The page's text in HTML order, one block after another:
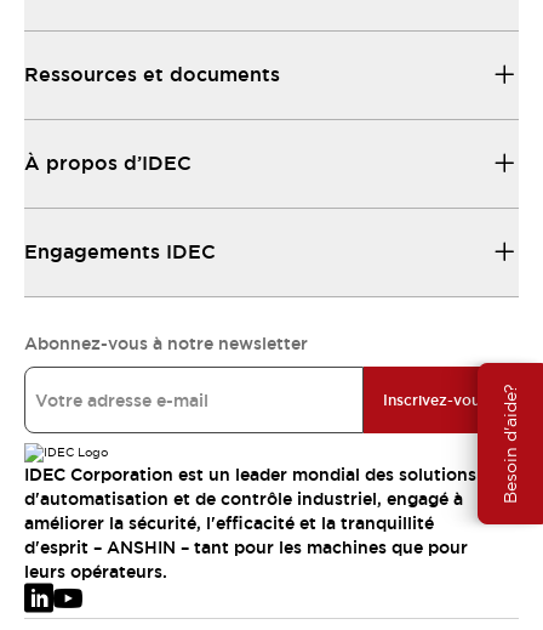
Besoin d'aide?
Ressources et documents
À propos d’IDEC
Engagements IDEC
Abonnez-vous à notre newsletter
Inscrivez-vous
IDEC Corporation est un leader mondial des solutions
d'automatisation et de contrôle industriel, engagé à
améliorer la sécurité, l'efficacité et la tranquillité
d'esprit – ANSHIN – tant pour les machines que pour
leurs opérateurs.